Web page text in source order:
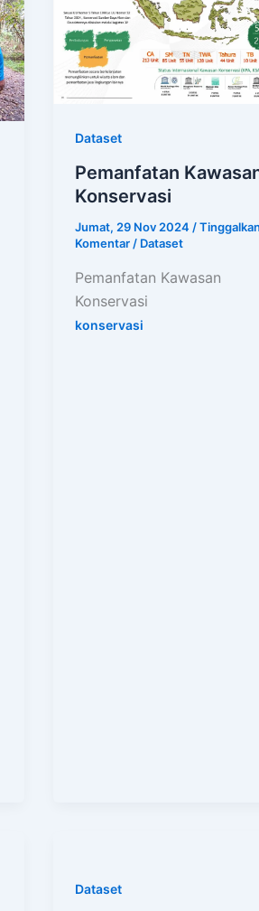
Dataset
Pemanfatan
Konservasi
Jumat, 29 Nov 2024 /Tinggalkan
Komentar / Dataset
Pemanfatan Kawasan
Konservasi
konservasi
Dataset